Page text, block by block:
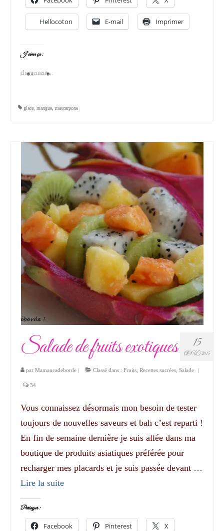
Hellocoton E-mail Imprimer
J’aime ça :
chargement…
glace mangue mascarpone
15
AOÛT 2015
Salade de fruits exotiques
par Mamancadeborde | Classé dans : Fruits Recettes sucrées Salade |
34
Vous connaissez désormais mon besoin de tester
toujours de nouvelles saveurs et bah c’est reparti !
En fin de semaine dernière je suis allée dans ma
boutique de produits asiatiques préférée pour
recharger mes placards et je suis passée devant …
Lire la suite­­
Partager :
Facebook Pinterest X